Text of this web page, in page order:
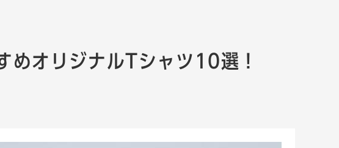
オリジナルTシャツ10選！